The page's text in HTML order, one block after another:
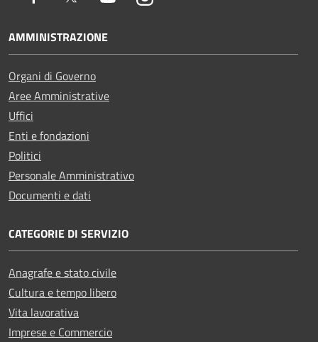
AMMINISTRAZIONE
Organi di Governo
Aree Amministrative
Uffici
Enti e fondazioni
Politici
Personale Amministrativo
Documenti e dati
CATEGORIE DI SERVIZIO
Anagrafe e stato civile
Cultura e tempo libero
Vita lavorativa
Imprese e Commercio